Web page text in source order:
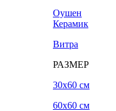
Оушен
Керамик
Витра
РАЗМЕР
30x60 см
60x60 см